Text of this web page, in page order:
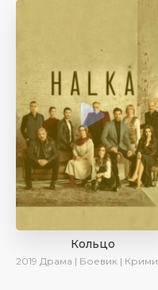
Кольцо
2019 Драма | Боевик | Криминал